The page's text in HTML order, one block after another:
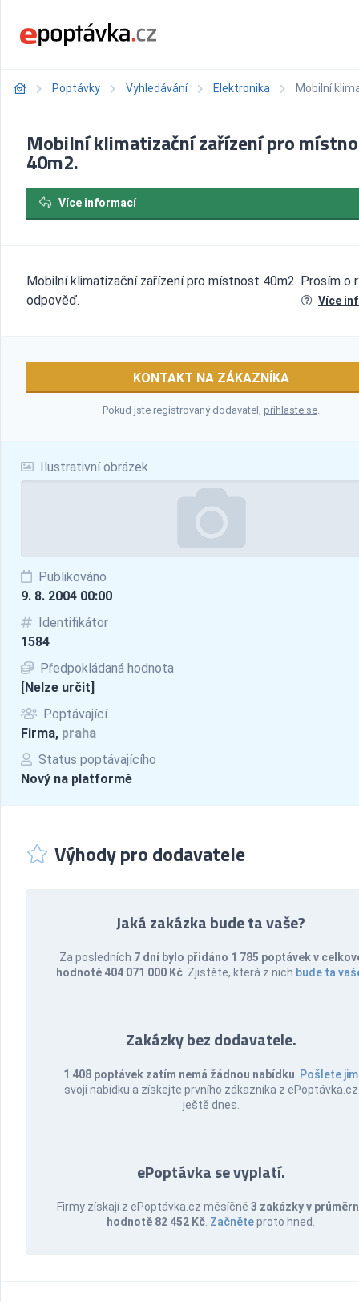
Poptávky Vyhledávání Elektronika Mobilní
Ilustrativní obrázek
Publikováno
9. 8. 2004 00:00
Identifikátor
1584
Předpokládaná hodnota
[Nelze určit]
Poptávající
Firma, praha
Status poptávajícího
Nový na platformě
Mobilní klimatizační zařízení pro
40m2.
Více informací
Mobilní klimatizační zařízení pro místnost 40m2. Prosím o
odpověď.
Více
KONTAKT NA ZÁKAZNÍKA
Pokud jste registrovaný dodavatel, přihlaste se.
Výhody pro dodavatele
Jaká zakázka bude ta vaše?
Za posledních 7 dní bylo přidáno 1 785 poptávek v
hodnotě 404 071 000 Kč . Zjistěte, která z nich bude ta
Zakázky bez dodavatele.
1 408 poptávek zatím nemá žádnou nabídku Pošlete jim
svoji nabídku a získejte prvního zákazníka z ePoptávka.cz
ještě dnes.
ePoptávka se vyplatí.
Firmy získají z ePoptávka.cz měsíčně 3 zakázky v
hodnotě 82 452 Kč Začněteproto hned.